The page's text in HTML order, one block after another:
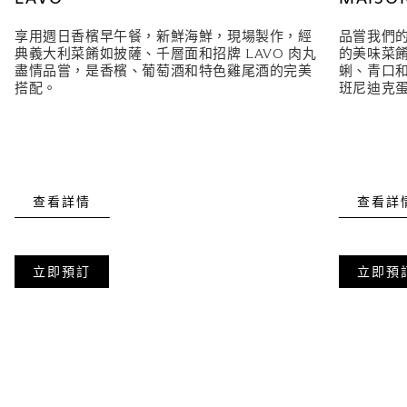
享用週日香檳早午餐，新鮮海鮮，現場製作，經
典義大利菜餚如披薩、千層面和招牌 LAVO 肉丸
盡情品嘗，是香檳、葡萄酒和特色雞尾酒的完美
搭配。
查看詳情
立即預訂
品嘗我們
的美味菜
蜊、青口
班尼迪克
查看詳
立即預